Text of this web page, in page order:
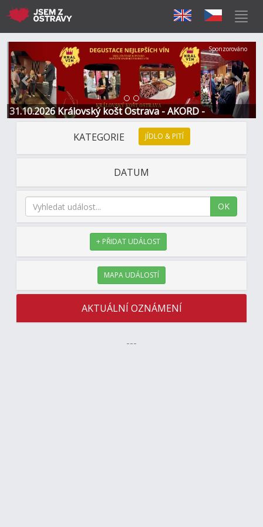
31.10.2026 Královský košt Ostrava - AKORD -
Restaurace a Hotel
Předchozí Další
Sponzorováno
KATEGORIE JÍDLO & PITÍ
DATUM
OK
+ PŘIDAT UDÁLOST
MAPA UDÁLOSTÍ
AKTUÁLNÍ OZNÁMENÍ
---